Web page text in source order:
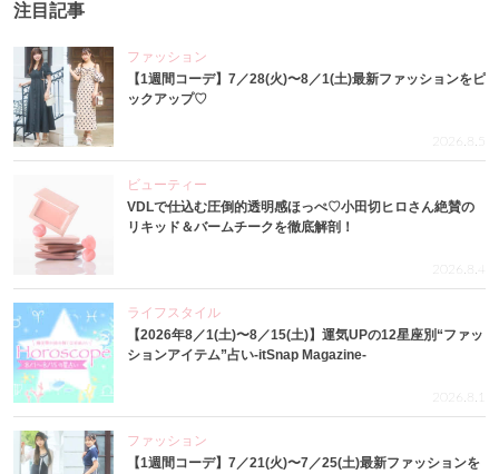
注目記事
ファッション
【1週間コーデ】7／28(火)〜8／1(土)最新ファッションをピ
ックアップ♡
2026.8.5
ビューティー
VDLで仕込む圧倒的透明感ほっぺ♡小田切ヒロさん絶賛の
リキッド＆バームチークを徹底解剖！
2026.8.4
ライフスタイル
【2026年8／1(土)〜8／15(土)】運気UPの12星座別“ファッ
ションアイテム”占い-itSnap Magazine-
2026.8.1
ファッション
【1週間コーデ】7／21(火)〜7／25(土)最新ファッションを